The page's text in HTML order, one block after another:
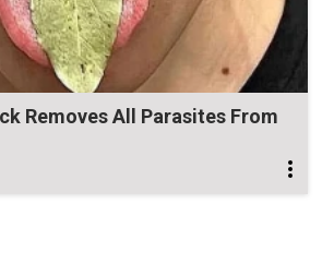
Removes All Parasites From